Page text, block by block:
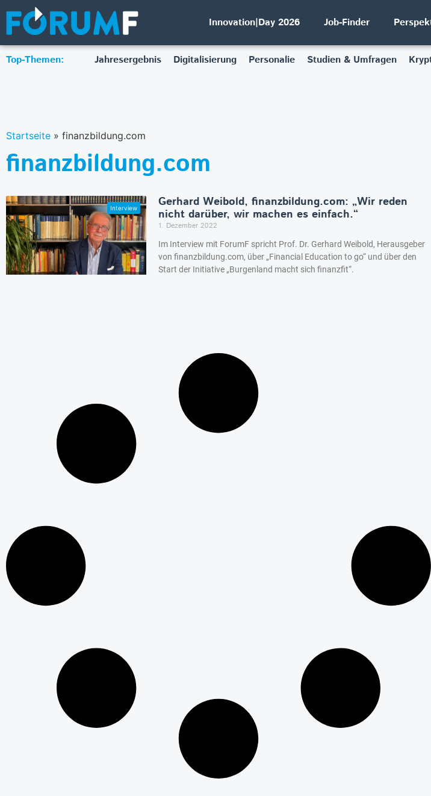
Innovation|Day 2026 Job-Finder
Top-Themen: Jahresergebnis Digitalisierung Personalie Studien & Umfragen
Startseite » finanzbildung.com
finanzbildung.com
Gerhard Weibold, finanzbildung.com: „Wir reden
nicht darüber, wir machen es einfach.“
1. Dezember 2022
Im Interview mit ForumF spricht Prof. Dr. Gerhard Weibold, Herausgeber
von finanzbildung.com, über „Financial Education to go“ und über den
Start der Initiative „Burgenland macht sich finanzfit“.